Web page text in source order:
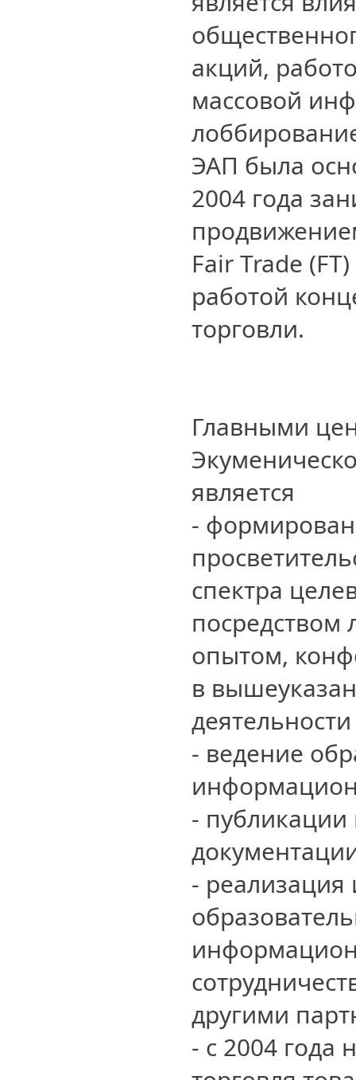
акций,
массовой
ЭАП была
2004 года
Fair Trade
работой
торговли.
Главными
является
-
спектра
посредством
опытом,
в
деятельности
- ведение
-
-
другими
- с 2004 года